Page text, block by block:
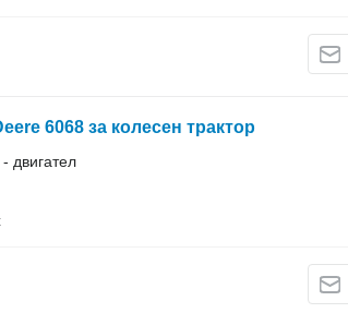
6068 за колесен трактор
двигател